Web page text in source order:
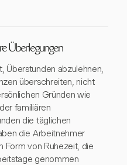
Überlegungen
Überstunden abzulehnen,
überschreiten, nicht
Gründen wie
familiären
die täglichen
die Arbeitnehmer
Form von Ruhezeit, die
genommen